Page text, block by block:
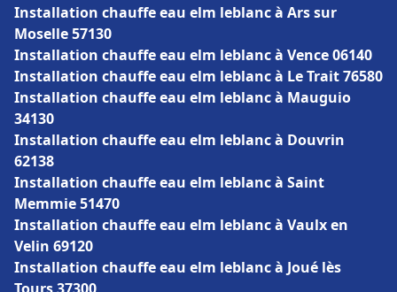
Installation chauffe eau elm leblanc à Ars sur
Moselle 57130
Installation chauffe eau elm leblanc à Vence 06140
Installation chauffe eau elm leblanc à Le Trait 76580
Installation chauffe eau elm leblanc à Mauguio
34130
Installation chauffe eau elm leblanc à Douvrin
62138
Installation chauffe eau elm leblanc à Saint
Memmie 51470
Installation chauffe eau elm leblanc à Vaulx en
Velin 69120
Installation chauffe eau elm leblanc à Joué lès